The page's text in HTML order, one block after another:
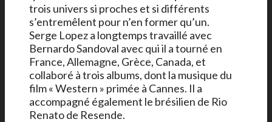
trois univers si proches et si différents
s’entremêlent pour n’en former qu’un.
Serge Lopez a longtemps travaillé avec
Bernardo Sandoval avec qui il a tourné en
France, Allemagne, Grèce, Canada, et
collaboré à trois albums, dont la musique du
film « Western » primée à Cannes. Il a
accompagné également le brésilien de Rio
Renato de Resende.